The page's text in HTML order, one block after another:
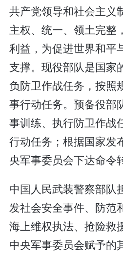
共产党领导和社会主义
主权、统一、领土完整
利益，为促进世界和平
支撑。现役部队是国家
负防卫作战任务，按照
事行动任务。预备役部
事训练、执行防卫作战
行动任务；根据国家发
央军事委员会下达命令
中国人民武装警察部队
发社会安全事件、防范
海上维权执法、抢险救
中央军事委员会赋予的